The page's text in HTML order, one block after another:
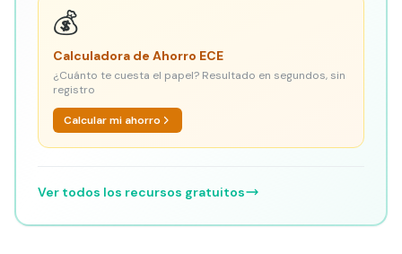
💰
Calculadora de Ahorro ECE
¿Cuánto te cuesta el papel? Resultado en segundos, sin
registro
Calcular mi ahorro
Ver todos los recursos gratuitos